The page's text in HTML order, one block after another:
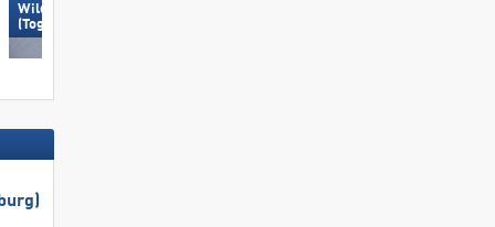
Wildhaus – Gamserrugg
(Toggenburg)